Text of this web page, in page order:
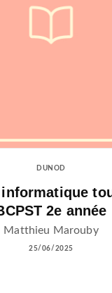
DUNOD
2e année
Matthieu Marouby
25/06/2025